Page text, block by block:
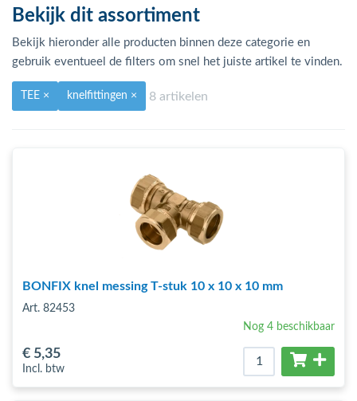
(Hemelwaterafvoer & riolering)
(Circulatiepompen, pompgroepen & verdelers)
(Installatiemateriaal)
(Rookkanalen)
(Verwarming, kachels & ketels)
(Zonneboilersets & onderdelen)
(Warmtepompen en warmtepompboilers)
Bekijk dit assortiment
Bekijk hieronder alle producten binnen deze categorie en
gebruik eventueel de filters om snel het juiste artikel te vinden.
TEE × knelfittingen × 8 artikelen
BONFIX knel messing T-stuk 10 x 10 x 10 mm
Art. 82453
Nog 4 beschikbaar
€ 5,35
Incl. btw